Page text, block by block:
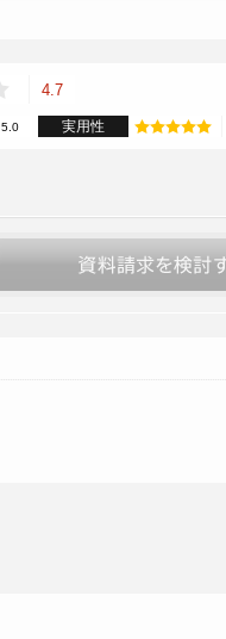
4.7
5.0 実用性